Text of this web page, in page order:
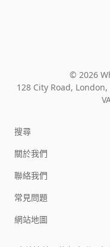
© 2026
128 City Road, London,
搜尋
關於我們
聯絡我們
常見問題
網站地圖